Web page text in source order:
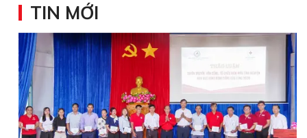
TIN MỚI